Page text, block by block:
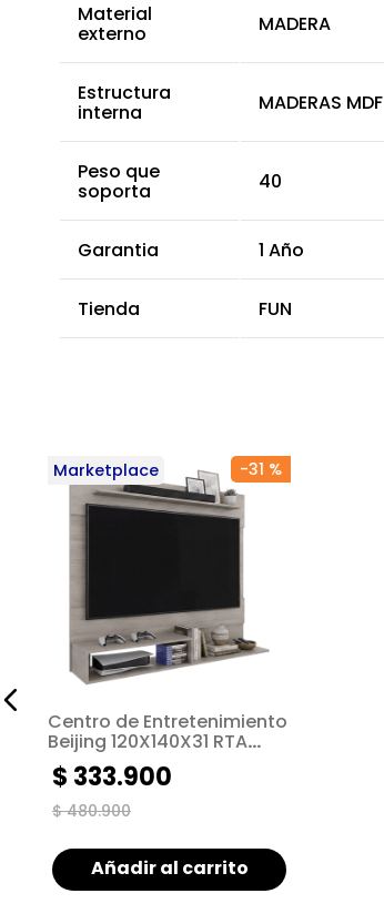
Material
externo MADERA
Estructura
interna MADERAS MDF
Peso que
soporta 40
Garantia 1 Año
Tienda FUN
Marketplace -31 %
Centro de Entretenimiento
Beijing 120X140X31 RTA
Cannolo ZF
$ 480.900
$ 333.900
Añadir al carrito